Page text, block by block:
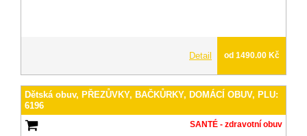
Detail od 1490.00 Kč
Dětská obuv, PŘEZŮVKY, BAČKŮRKY, DOMÁCÍ OBUV, PLU:
6196
SANTÉ - zdravotní obuv